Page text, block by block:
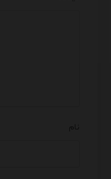
نام